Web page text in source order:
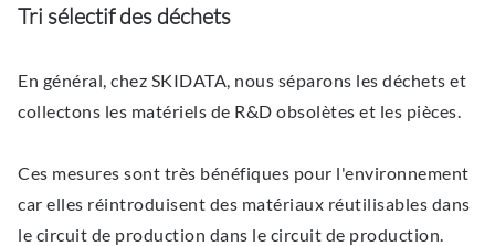
Tri sélectif des déchets
En général, chez SKIDATA, nous séparons les déchets et
collectons les matériels de R&D obsolètes et les pièces.
Ces mesures sont très bénéfiques pour l'environnement
car elles réintroduisent des matériaux réutilisables dans
le circuit de production dans le circuit de production.